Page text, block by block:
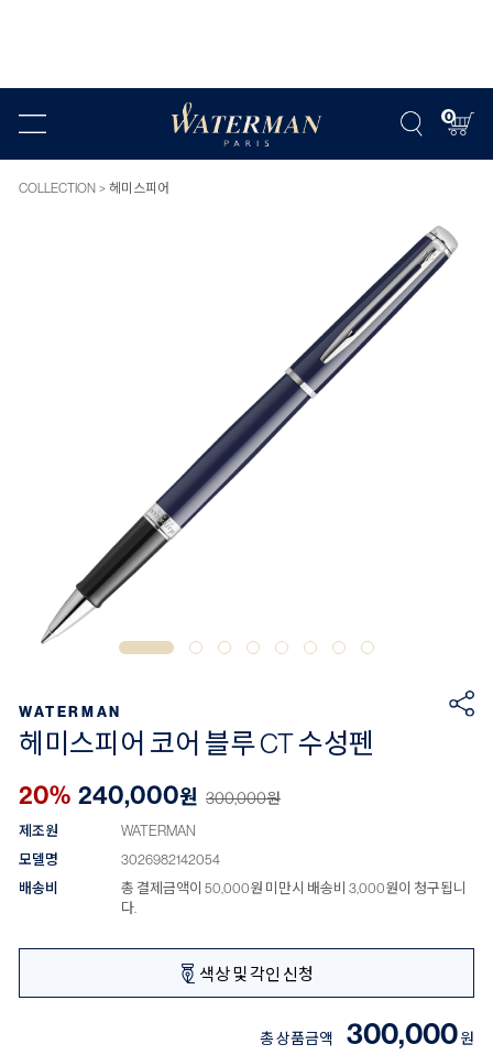
0
COLLECTION 헤미스피어
WATERMAN
헤미스피어 코어 블루 CT 수성펜
20% 240,000원 300,000원
제조원
WATERMAN
모델명
3026982142054
배송비
총 결제금액이 50,000원 미만시 배송비 3,000원이 청구됩니
다.
색상 및 각인 신청
총 상품금액 300,000원